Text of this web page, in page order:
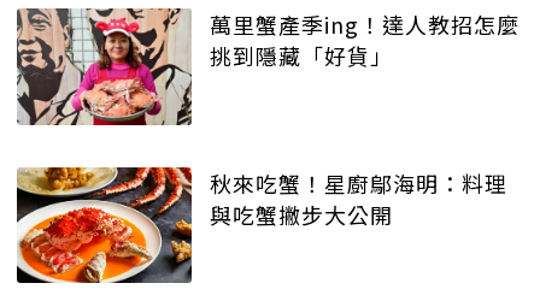
萬里蟹產季ing！達人教招怎麼
挑到隱藏「好貨」
秋來吃蟹！星廚鄔海明：料理
與吃蟹撇步大公開